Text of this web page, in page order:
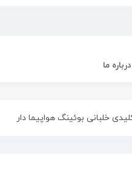
درباره ما
خلبانی بوئینگ هواپیما دار